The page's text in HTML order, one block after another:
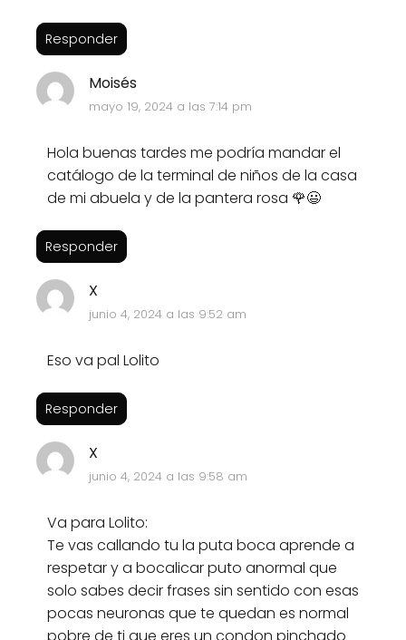
Responder
Moisés
mayo 19, 2024 a las 7:14 pm
Hola buenas tardes me podría mandar el
catálogo de la terminal de niños de la casa
de mi abuela y de la pantera rosa 🌹😃
Responder
X
junio 4, 2024 a las 9:52 am
Eso va pal Lolito
Responder
X
junio 4, 2024 a las 9:58 am
Va para Lolito:
Te vas callando tu la puta boca aprende a
respetar y a bocalicar puto anormal que
solo sabes decir frases sin sentido con esas
pocas neuronas que te quedan es normal
pobre de ti que eres un condon pinchado